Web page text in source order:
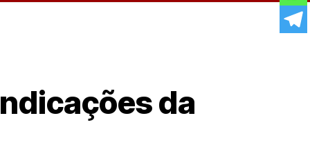
da